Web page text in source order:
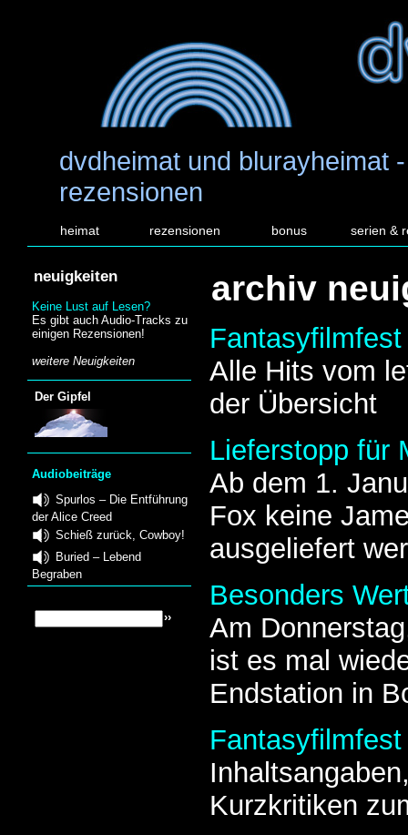
dvdheimat und blurayheimat
rezensionen
heimat rezensionen bonus serien &
neuigkeiten
Keine Lust auf Lesen?
Es gibt auch Audio-Tracks zu
einigen Rezensionen!
weitere Neuigkeiten
Der Gipfel
Audiobeiträge
Spurlos – Die Entführung
der Alice Creed
Schieß zurück, Cowboy!
Buried – Lebend
Begraben
archiv
Alle Hits vom
der Übersicht
Lieferstopp für
Ab dem 1.
Fox keine
ausgeliefert
Besonders
Am
ist es mal
Endstation in
Fantasyfilmfest
Kurzkritiken